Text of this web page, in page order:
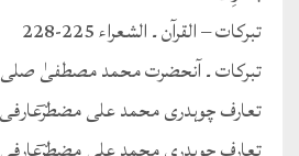
تبرکات – القرآن ۔ الشعراء 225-228
تبرکات ۔ آنحضرت محمد مصطفیٰ
تعارف چوہدری محمد علی مضطرؔعارفی